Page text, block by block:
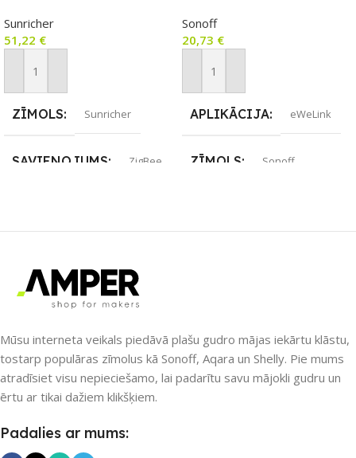
Sunricher
51,22 €
Pievienot Grozam
ZĪMOLS Sunricher
SAVIENOJUMS ZigBee
UZREIZ PIEEJAMAIS
SKAITS
saderīgs ar Matter
Sonoff
20,73 €
Pievienot Grozam
APLIKĀCIJA eWeLink
ZĪMOLS Sonoff
Mūsu interneta veikals piedāvā plašu gudro mājas iekārtu klāstu,
tostarp populāras zīmolus kā Sonoff, Aqara un Shelly. Pie mums
atradīsiet visu nepieciešamo, lai padarītu savu mājokli gudru un
ērtu ar tikai dažiem klikšķiem.
Padalies ar mums: